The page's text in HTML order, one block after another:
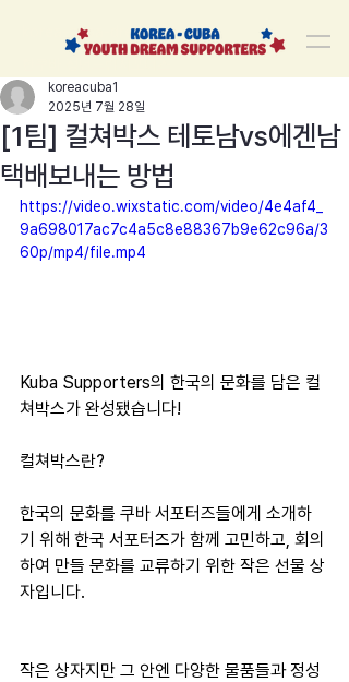
korea-cuba-dream
[1팀] 컬쳐박스 테토남vs에겐남
택배보내는 방법
koreacuba1
2025년 7월 28일
https://video.wixstatic.com/video/4e4af4_
9a698017ac7c4a5c8e88367b9e62c96a/3
60p/mp4/file.mp4
Kuba Supporters의 한국의 문화를 담은 컬
쳐박스가 완성됐습니다!
컬쳐박스란?
한국의 문화를 쿠바 서포터즈들에게 소개하
기 위해 한국 서포터즈가 함께 고민하고, 회의
하여 만들 문화를 교류하기 위한 작은 선물 상
자입니다.
작은 상자지만 그 안엔 다양한 물품들과 정성